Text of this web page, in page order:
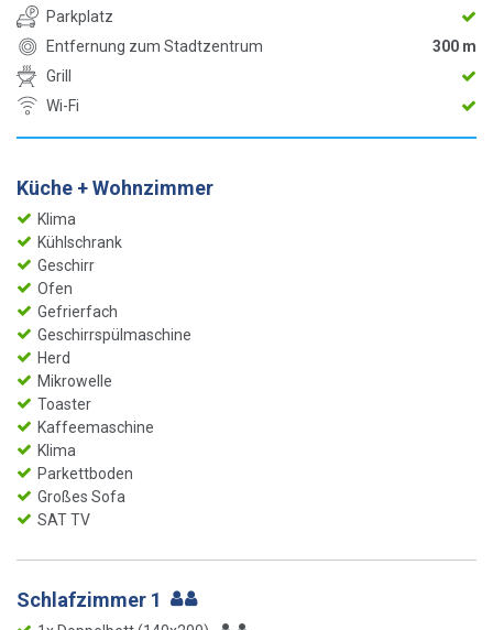
Parkplatz
Entfernung zum Stadtzentrum
300 m
Grill
Wi-Fi
Küche + Wohnzimmer
Klima
Kühlschrank
Geschirr
Ofen
Gefrierfach
Geschirrspülmaschine
Herd
Mikrowelle
Toaster
Kaffeemaschine
Klima
Parkettboden
Großes Sofa
SAT TV
Schlafzimmer 1